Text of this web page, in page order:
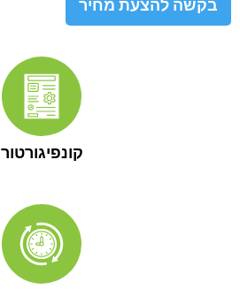
בקשה להצעת מחיר
קונפיגורטור